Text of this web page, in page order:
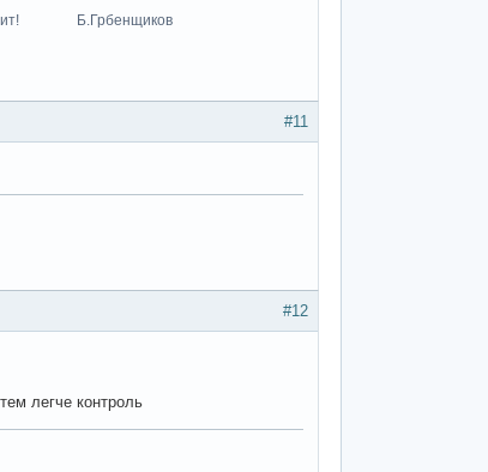
слышит! Б.Грбенщиков
#11
#12
легче контроль